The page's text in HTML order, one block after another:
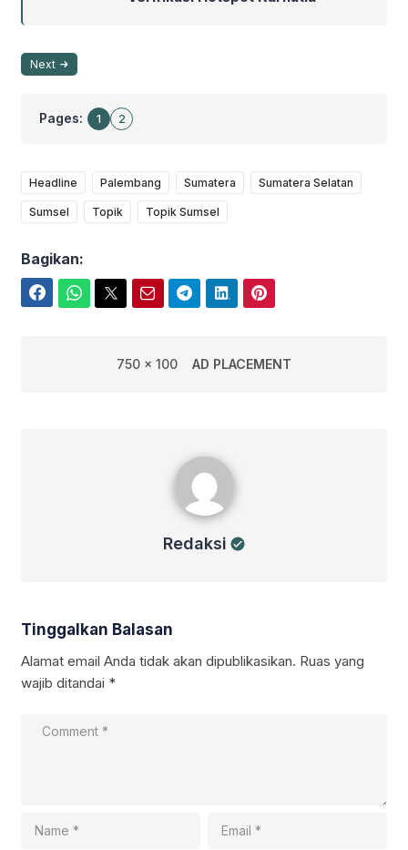
Next
Pages: 1 2
Headline Palembang Sumatera Sumatera Selatan
Sumsel Topik Topik Sumsel
Bagikan:
750 x 100 AD PLACEMENT
Redaksi
Tinggalkan Balasan
Alamat email Anda tidak akan dipublikasikan. Ruas yang
wajib ditandai *